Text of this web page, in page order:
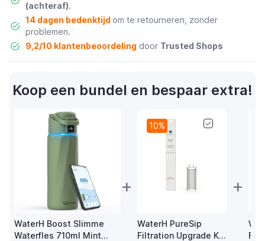
(achteraf).
14 dagen bedenktijd om te retourneren, zonder
problemen.
9,2/10 klantenbeoordelingdoor Trusted Shops
Koop een bundel en bespaar extra!
WaterH Boost Slimme
Waterfles 710ml Mint
+
10%
WaterH PureSip
Filtration Upgrade Kit
+